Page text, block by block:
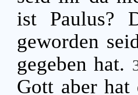
ist Paulus?
geworden
gegeben hat.
Gott aber hat